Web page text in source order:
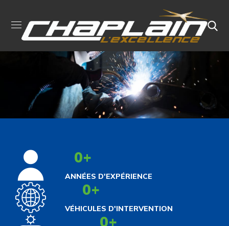
0+
ANNÉES D'EXPÉRIENCE
0+
VÉHICULES D'INTERVENTION
0+